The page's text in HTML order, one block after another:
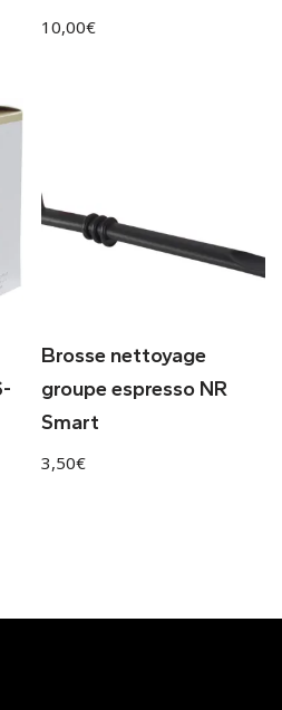
10,00€
Brosse nettoyage
groupe espresso NR
Smart
3,50€